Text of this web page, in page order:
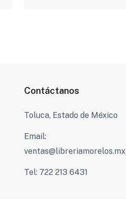
Contáctanos
Toluca, Estado de México
Email:
ventas@libreriamorelos.mx
Tel: 722 213 6431